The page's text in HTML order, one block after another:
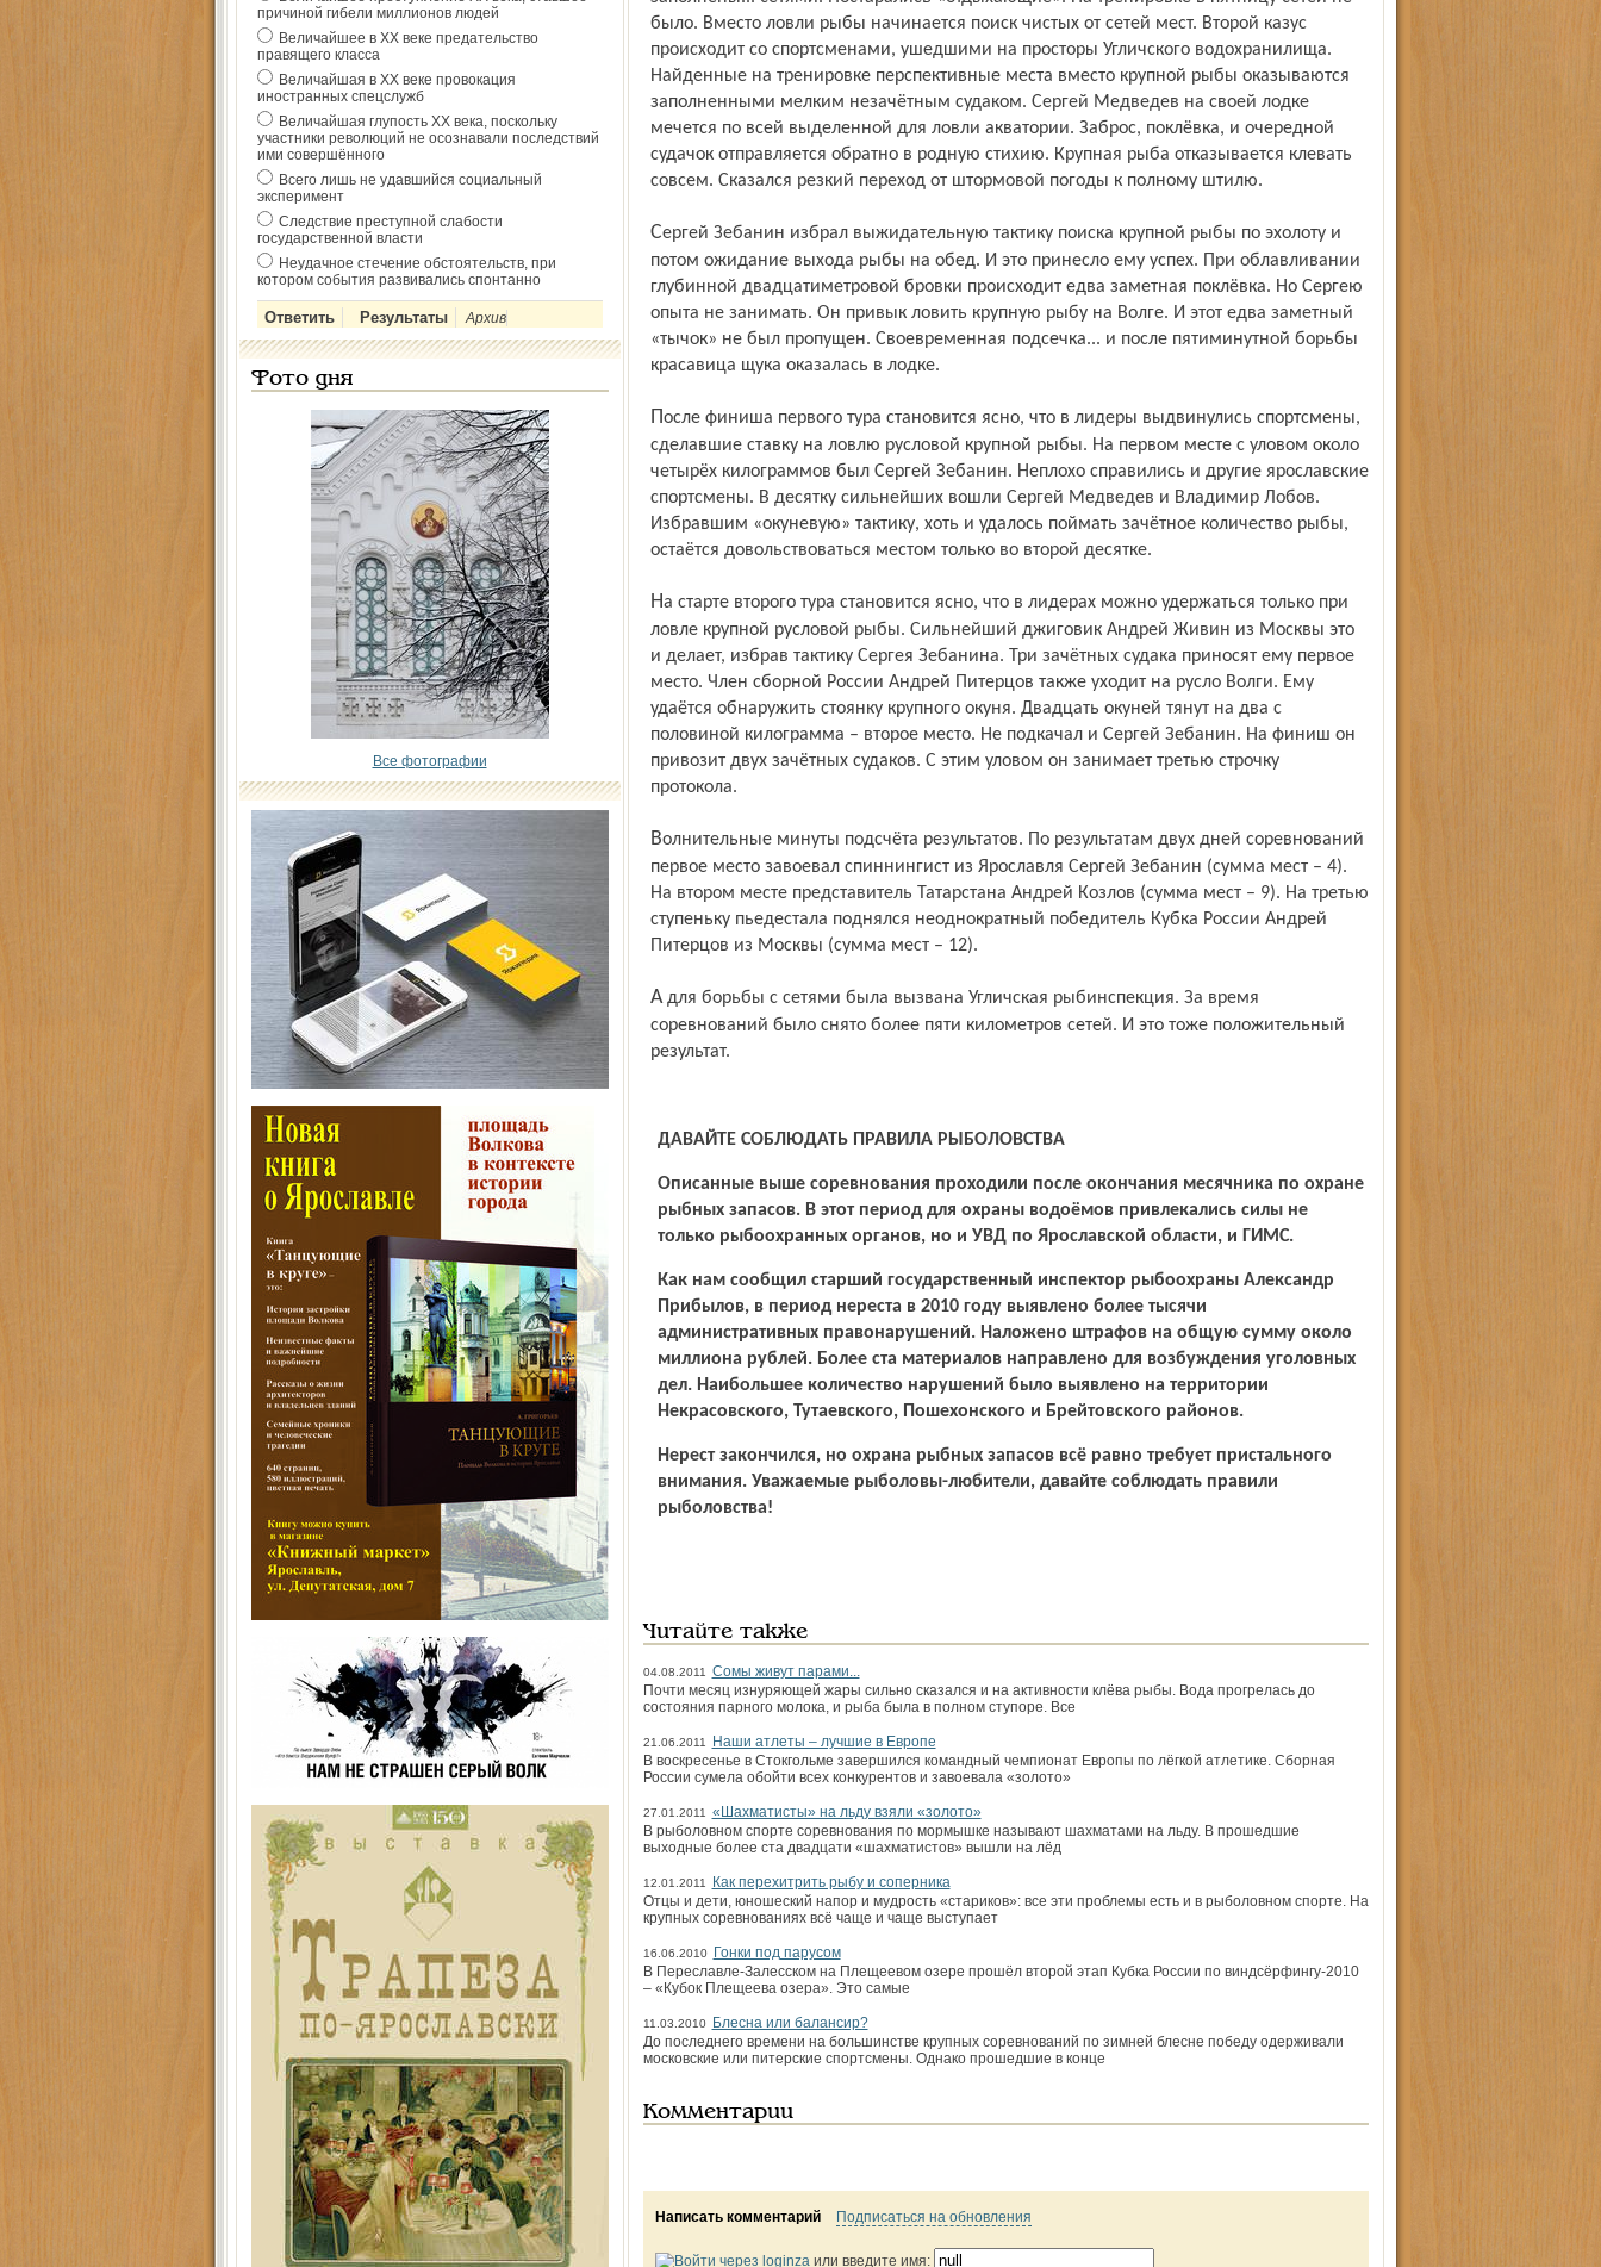
причиной гибели миллионов людей
Величайшее в ХХ веке предательство
правящего класса
Величайшая в ХХ веке провокация
иностранных спецслужб
Величайшая глупость ХХ века, поскольку
участники революций не осознавали последствий
ими совершённого
Всего лишь не удавшийся социальный
эксперимент
Следствие преступной слабости
государственной власти
Неудачное стечение обстоятельств, при
котором события развивались спонтанно
Архив
Фото дня
Все фотографии
было. Вместо ловли рыбы начинается поиск чистых от сетей мест. Второй казус
происходит со спортсменами, ушедшими на просторы Угличского водохранилища.
Найденные на тренировке перспективные места вместо крупной рыбы оказываются
заполненными мелким незачётным судаком. Сергей Медведев на своей лодке
мечется по всей выделенной для ловли акватории. Заброс, поклёвка, и очередной
судачок отправляется обратно в родную стихию. Крупная рыба отказывается клевать
совсем. Сказался резкий переход от штормовой погоды к полному штилю.
Сергей Зебанин избрал выжидательную тактику поиска крупной рыбы по эхолоту и
потом ожидание выхода рыбы на обед. И это принесло ему успех. При облавливании
глубинной двадцатиметровой бровки происходит едва заметная по­клёвка. Но Сергею
опыта не занимать. Он привык ловить крупную рыбу на Волге. И этот едва заметный
«тычок» не был пропущен. Своевременная подсечка... и после пятиминутной борьбы
красавица щука оказалась в лодке.
После финиша первого тура становится ясно, что в лидеры выдвинулись спортсмены,
сделавшие ставку на ловлю русловой крупной рыбы. На первом месте с уловом около
четырёх килограммов был Сергей Зебанин. Неплохо справились и другие ярославские
спортсмены. В десятку сильнейших вошли Сергей Медведев и Владимир Лобов.
Избравшим «окуневую» тактику, хоть и удалось поймать зачётное количество рыбы,
остаётся довольствоваться местом только во второй десятке.
На старте второго тура становится ясно, что в лидерах можно удержаться только при
ловле крупной русловой рыбы. Сильнейший джиговик Андрей Живин из Москвы это
и делает, избрав тактику Сергея Зебанина. Три зачётных судака приносят ему первое
место. Член сборной России Андрей Питерцов также уходит на русло Волги. Ему
удаётся обнаружить стоянку крупного окуня. Двадцать окуней тянут на два с
половиной килограмма – второе место. Не подкачал и Сергей Зебанин. На финиш он
привозит двух зачётных судаков. С этим уловом он занимает третью строчку
протокола.
Волнительные минуты подсчёта результатов. По результатам двух дней соревнований
первое место завоевал спиннингист из Ярославля Сергей Зебанин (сумма мест – 4).
На втором месте представитель Татарстана Андрей Козлов (сумма мест – 9). На третью
ступеньку пьедестала поднялся неоднократный победитель Кубка России Андрей
Питерцов из Москвы (сумма мест – 12).
А для борьбы с сетями была вызвана Угличская рыбинспекция. За время
соревнований было снято более пяти километров сетей. И это тоже положительный
результат.
ДАВАЙТЕ СОБЛЮДАТЬ ПРАВИЛА РЫБОЛОВСТВА
Описанные выше соревнования проходили после окончания месячника по охране
рыбных запасов. В этот период для охраны водоёмов привлекались силы не
только рыбоохранных органов, но и УВД по Ярославской области, и ГИМС.
Как нам сообщил старший государственный инспектор рыбоохраны Александр
Прибылов, в период нереста в 2010 году выявлено более тысячи
административных правонарушений. Наложено штрафов на общую сумму около
миллиона рублей. Более ста материалов направлено для возбуждения уголовных
дел. Наибольшее количество нарушений было выявлено на территории
Некрасовского, Тутаевского, Пошехонского и Брейтовского районов.
Нерест закончился, но охрана рыбных запасов всё равно требует пристального
внимания. Уважаемые рыболовы-любители, давайте соблюдать правили
рыболовства!
Читайте также
04.08.2011
Сомы живут парами...
Почти месяц изнуряющей жары сильно сказался и на активности клёва рыбы. Вода прогрелась до
состояния парного молока, и рыба была в полном ступоре. Все
21.06.2011
Наши атлеты – лучшие в Европе
В воскресенье в Стокгольме завершился командный чемпионат Европы по лёгкой атлетике. Сборная
России сумела обойти всех конкурентов и завоевала «золото»
27.01.2011
«Шахматисты» на льду взяли «золото»
В рыболовном спорте соревнования по мормышке называют шахматами на льду. В прошедшие
выходные более ста двадцати «шахматистов» вышли на лёд
12.01.2011
Как перехитрить рыбу и соперника
Отцы и дети, юношеский напор и мудрость «стариков»: все эти проблемы есть и в рыболовном спорте. На
крупных соревнованиях всё чаще и чаще выступает
16.06.2010
Гонки под парусом
В Переславле-Залесском на Плещеевом озере прошёл второй этап Кубка России по виндсёрфингу-2010
– «Кубок Плещеева озера». Это самые
11.03.2010
Блесна или балансир?
До последнего времени на большинстве крупных соревнований по зимней блесне победу одерживали
московские или питерские спортсмены. Однако прошедшие в конце
Комментарии
Написать комментарий Подписаться на обновления
или введите имя: